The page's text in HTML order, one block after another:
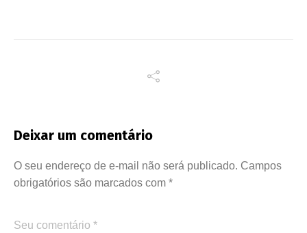
Deixar um comentário
O seu endereço de e-mail não será publicado. Campos
obrigatórios são marcados com *